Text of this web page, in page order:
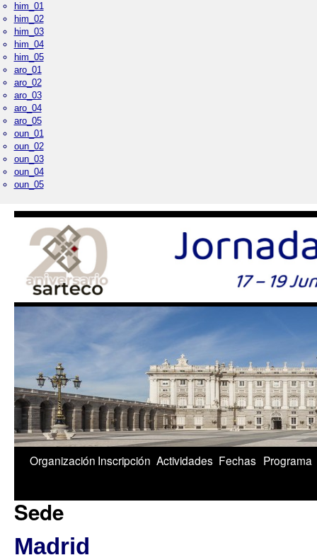
him_01
him_02
him_03
him_04
him_05
aro_01
aro_02
aro_03
aro_04
aro_05
oun_01
oun_02
oun_03
oun_04
oun_05
2/5
Palacio de Cristal
Organización Inscripción Actividades Fechas Programa
Sede
Madrid